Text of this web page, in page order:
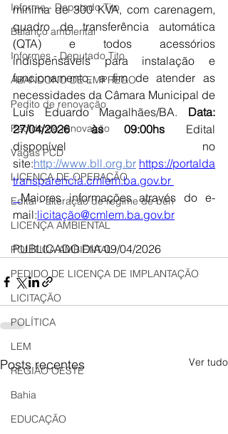
Informe - Deputado Tito
Balanço ambiental
Informes - Deputado Tito
ABANDONO DE EMPREGO
Pedito de renovação
Pedido de renovação
Vagas PCD
LICENÇA DE OPERAÇÃO
Edital - alteração de regime de ben
LICENÇA AMBIENTAL
POLÍTICA AMBIENTAL
PEDIDO DE LICENÇA DE IMPLANTAÇÃO
LICITAÇÃO
POLÍTICA
LEM
REGIÃO OESTE
Bahia
EDUCAÇÃO
mínima de 300 KVA, com carenagem,
quadro de transferência automática
(QTA) e todos acessórios
indispensáveis para instalação e
funcionamento, a fim de atender as
necessidades da Câmara Municipal de
Luís Eduardo Magalhães/BA. Data:
27/04/2026 às 09:00hs Edital
disponível no
site:http://www.bll.org.br https://portalda
transparencia.cmlem.ba.gov.br
Maiores informações através do e-
mail:licitação@cmlem.ba.gov.br
PUBLICADO DIA 09/04/2026
Posts recentes Ver tudo